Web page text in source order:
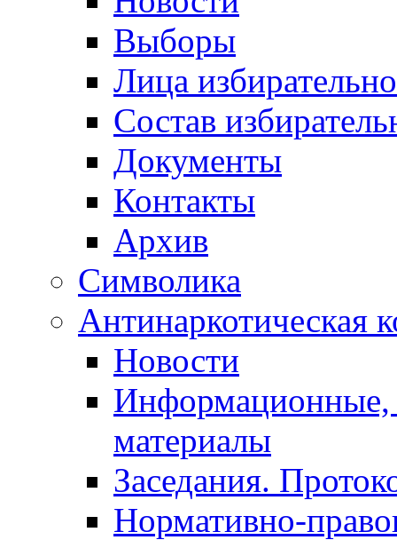
Выборы
Лица
Состав
Документы
Контакты
Архив
Символика
Антинаркотическая
Новости
Информационные,
материалы
Заседания.
Нормативно-